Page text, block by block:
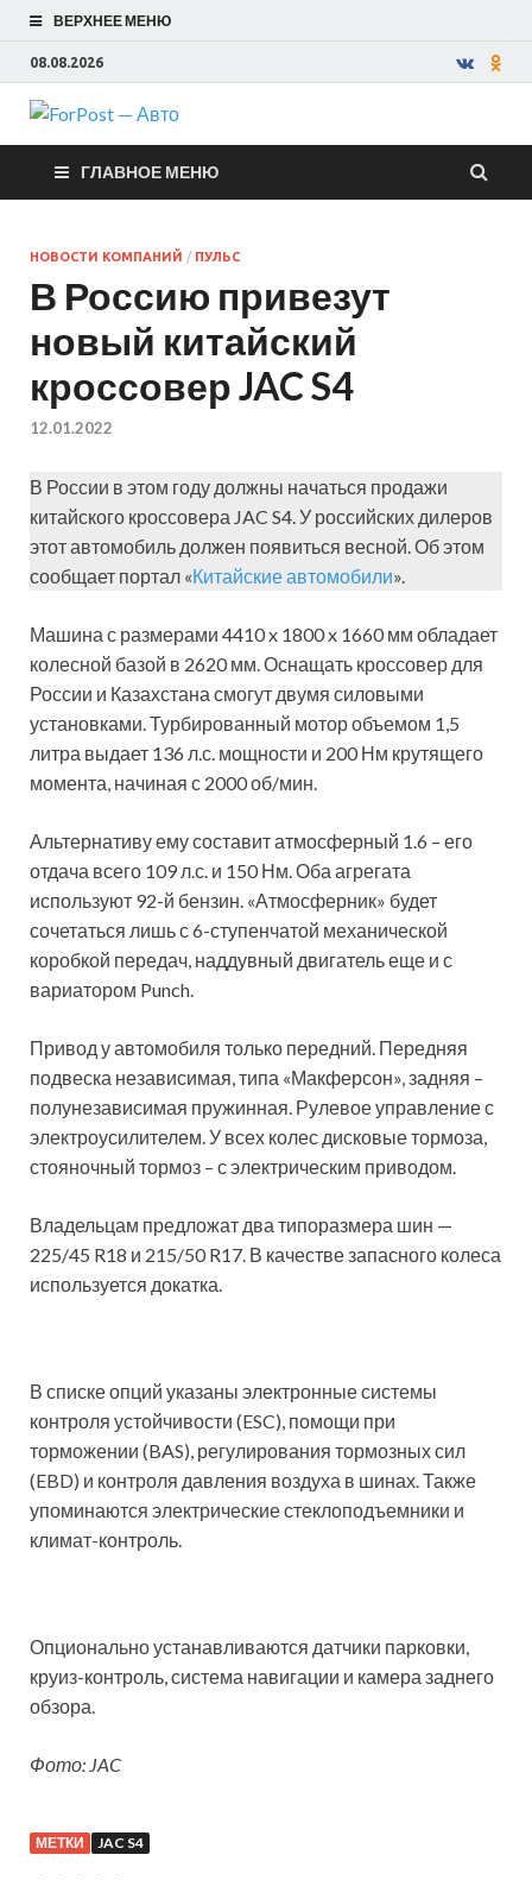
ВЕРХНЕЕ МЕНЮ
08.08.2026
ForPost —
Авто
ГЛАВНОЕ МЕНЮ
НОВОСТИ КОМПАНИЙ / ПУЛЬС
В Россию привезут
новый китайский
кроссовер JAC S4
12.01.2022
В России в этом году должны начаться продажи
китайского кроссовера JAC S4. У российских дилеров
этот автомобиль должен появиться весной. Об этом
сообщает портал «Китайские автомобили».
Машина с размерами 4410 x 1800 x 1660 мм обладает
колесной базой в 2620 мм. Оснащать кроссовер для
России и Казахстана смогут двумя силовыми
установками. Турбированный мотор объемом 1,5
литра выдает 136 л.с. мощности и 200 Нм крутящего
момента, начиная с 2000 об/мин.
Альтернативу ему составит атмосферный 1.6 – его
отдача всего 109 л.с. и 150 Нм. Оба агрегата
используют 92-й бензин. «Атмосферник» будет
сочетаться лишь с 6-ступенчатой механической
коробкой передач, наддувный двигатель еще и с
вариатором Punch.
Привод у автомобиля только передний. Передняя
подвеска независимая, типа «Макферсон», задняя –
полунезависимая пружинная. Рулевое управление с
электроусилителем. У всех колес дисковые тормоза,
стояночный тормоз – с электрическим приводом.
Владельцам предложат два типоразмера шин —
225/45 R18 и 215/50 R17. В качестве запасного колеса
используется докатка.
В списке опций указаны электронные системы
контроля устойчивости (ESC), помощи при
торможении (BAS), регулирования тормозных сил
(EBD) и контроля давления воздуха в шинах. Также
упоминаются электрические стеклоподъемники и
климат-контроль.
Опционально устанавливаются датчики парковки,
круиз-контроль, система навигации и камера заднего
обзора.
Фото: JAC
МЕТКИ JAC S4